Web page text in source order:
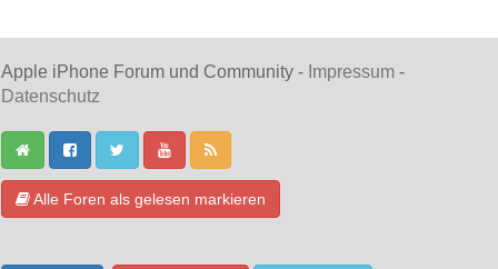
Apple iPhone Forum und Community - Impressum -
Datenschutz
Alle Foren als gelesen markieren